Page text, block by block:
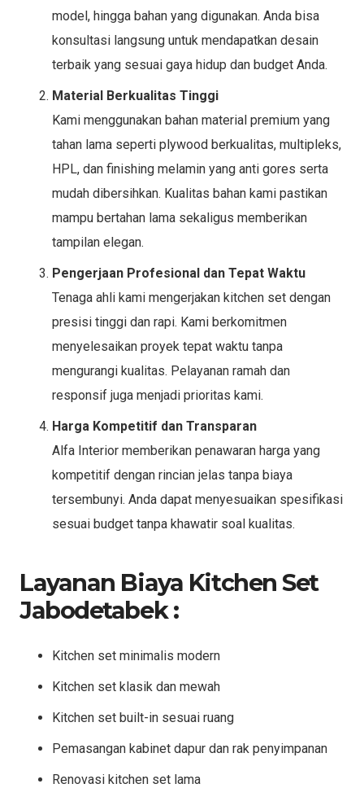
model, hingga bahan yang digunakan. Anda bisa
konsultasi langsung untuk mendapatkan desain
terbaik yang sesuai gaya hidup dan budget Anda.
Material Berkualitas Tinggi
Kami menggunakan bahan material premium yang
tahan lama seperti plywood berkualitas, multipleks,
HPL, dan finishing melamin yang anti gores serta
mudah dibersihkan. Kualitas bahan kami pastikan
mampu bertahan lama sekaligus memberikan
tampilan elegan.
Pengerjaan Profesional dan Tepat Waktu
Tenaga ahli kami mengerjakan kitchen set dengan
presisi tinggi dan rapi. Kami berkomitmen
menyelesaikan proyek tepat waktu tanpa
mengurangi kualitas. Pelayanan ramah dan
responsif juga menjadi prioritas kami.
Harga Kompetitif dan Transparan
Alfa Interior memberikan penawaran harga yang
kompetitif dengan rincian jelas tanpa biaya
tersembunyi. Anda dapat menyesuaikan spesifikasi
sesuai budget tanpa khawatir soal kualitas.
Layanan Biaya Kitchen Set
Jabodetabek :
Kitchen set minimalis modern
Kitchen set klasik dan mewah
Kitchen set built-in sesuai ruang
Pemasangan kabinet dapur dan rak penyimpanan
Renovasi kitchen set lama